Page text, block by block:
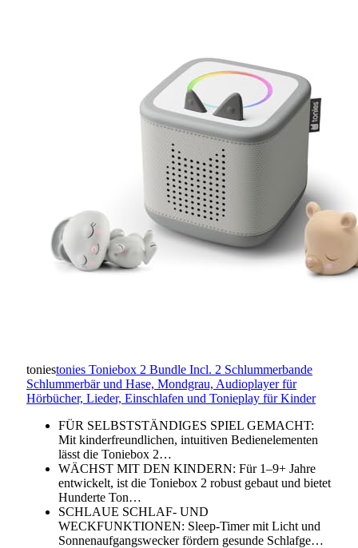
toniestonies Toniebox 2 Bundle Incl. 2 Schlummerbande
Schlummerbär und Hase, Mondgrau, Audioplayer für
Hörbücher, Lieder, Einschlafen und Tonieplay für Kinder
FÜR SELBSTSTÄNDIGES SPIEL GEMACHT:
Mit kinderfreundlichen, intuitiven Bedienelementen
lässt die Toniebox 2…
WÄCHST MIT DEN KINDERN: Für 1–9+ Jahre
entwickelt, ist die Toniebox 2 robust gebaut und bietet
Hunderte Ton…
SCHLAUE SCHLAF- UND
WECKFUNKTIONEN: Sleep-Timer mit Licht und
Sonnenaufgangswecker fördern gesunde Schlafge…